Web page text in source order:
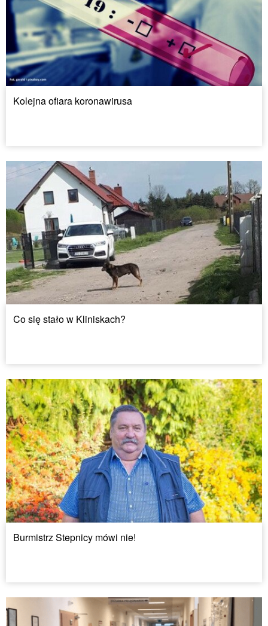
Kolejna ofiara koronawirusa
Co się stało w Kliniskach?
Burmistrz Stepnicy mówi nie!